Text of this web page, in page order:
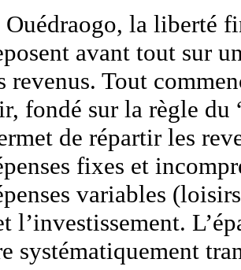
Ouédraogo, la liberté
avant tout sur
revenus. Tout
fondé sur la règle du
de répartir les
fixes et
variables
l’investissement.
systématiquement